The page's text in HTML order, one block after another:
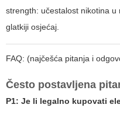
strength: učestalost nikotina u
glatkiji osjećaj.
FAQ: (najčešća pitanja i
Često postavljena
P1: Je li legalno kupovati